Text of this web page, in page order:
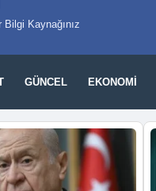
Kaynağınız
GÜNCEL EKONOMI